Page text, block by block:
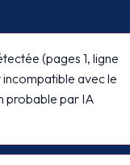
(pages 1, ligne
avec le
probable par IA